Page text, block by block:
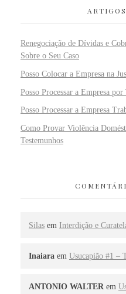
Renegociação de Dívidas e
Sobre o Seu Caso
Posso Colocar a Empresa na
Posso Processar a Empresa
Posso Processar a Empresa
Como Provar Violência
Testemunhos
Silas em Interdição e
Inaiara em Usucapião #1 –
ANTONIO WALTER em